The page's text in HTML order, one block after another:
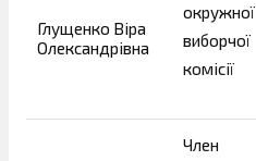
Глущенко Віра
Олександрівна
окружної
виборчої
комісії
Член